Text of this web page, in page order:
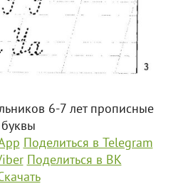
6-7 лет прописные
буквы
Поделиться в Telegram
Поделиться в ВК